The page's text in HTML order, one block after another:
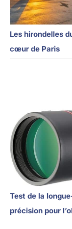
Les hirondelles
cœur de Paris
Test de la
précision pour